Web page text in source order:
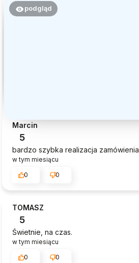
podgląd
Marcin
5
bardzo szybka realizacja zamówienia
w tym miesiącu
0
0
TOMASZ
5
Świetnie, na czas.
w tym miesiącu
0
0